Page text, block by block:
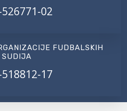
02
FUDBALSKIH
SUDIJA
17